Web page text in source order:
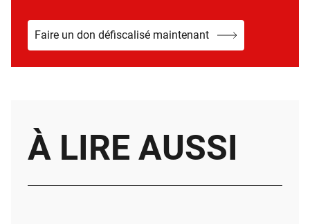
Faire un don défiscalisé maintenant
À LIRE AUSSI